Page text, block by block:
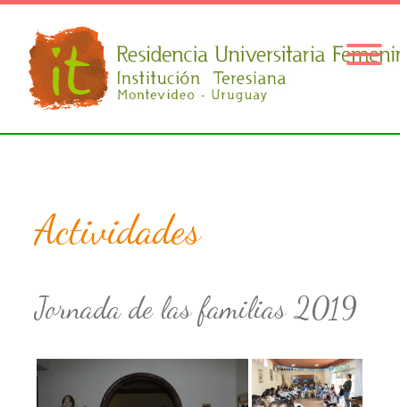
Actividades
Jornada de las familias 2019